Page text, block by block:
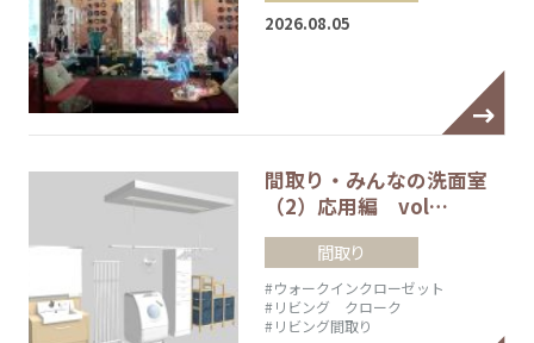
2026.08.05
間取り・みんなの洗面室
（2）応用編 vol…
間取り
#ウォークインクローゼット
#リビング クローク
#リビング間取り